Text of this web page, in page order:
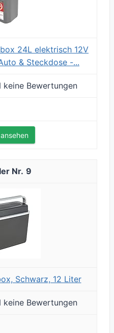
24L elektrisch 12V
& Steckdose -...
keine Bewertungen
9
Schwarz, 12 Liter
keine Bewertungen